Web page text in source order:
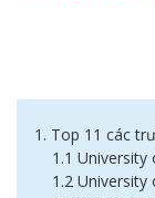
1. Top 11 các
1.1 University
1.2 University